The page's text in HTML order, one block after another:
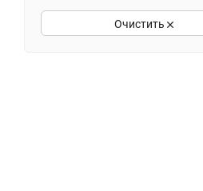
Очистить